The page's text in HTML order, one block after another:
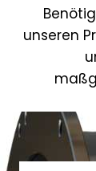
unseren